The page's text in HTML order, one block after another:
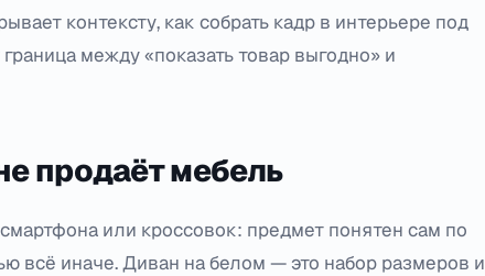
контексту, как собрать кадр в интерьере под
между «показать товар выгодно» и
продаёт мебель
или кроссовок: предмет понятен сам по
всё иначе. Диван на белом — это набор размеров и